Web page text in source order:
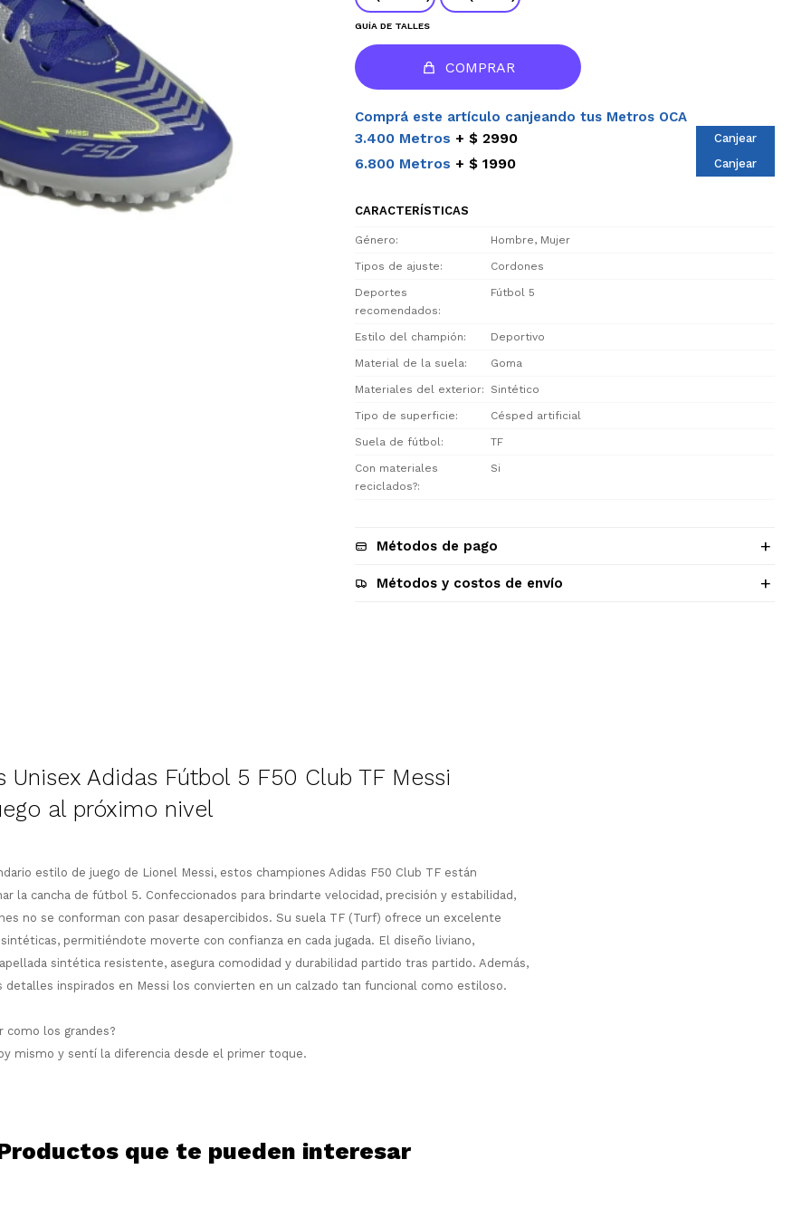
GUÍA DE TALLES
COMPRAR
Comprá este artículo canjeando tus Metros OCA
3.400 Metros $ 2990 Canjear
6.800 Metros $ 1990 Canjear
CARACTERÍSTICAS
Género Hombre, Mujer
Tipos de ajuste Cordones
Deportes
recomendados
Fútbol 5
Estilo del champión Deportivo
Material de la suela Goma
Materiales del exterior Sintético
Tipo de superficie Césped artificial
Suela de fútbol TF
Con materiales
reciclados?
Si
Métodos de pago
Métodos y costos de envío
Unisex Adidas Fútbol 5 F50 Club TF Messi
al próximo nivel
estilo de juego de Lionel Messi, estos championes Adidas F50 Club TF están
la cancha de fútbol 5. Confeccionados para brindarte velocidad, precisión y estabilidad,
no se conforman con pasar desapercibidos. Su suela TF (Turf) ofrece un excelente
permitiéndote moverte con confianza en cada jugada. El diseño liviano,
sintética resistente, asegura comodidad y durabilidad partido tras partido. Además,
detalles inspirados en Messi los convierten en un calzado tan funcional como estiloso.
como los grandes?
mismo y sentí la diferencia desde el primer toque.
que te pueden interesar
Comprá ahora y Pagá
Después, hasta en 12
cuotas y sin tocar tu
comprar!
Comprá en 3 cuotas sin recargo o hasta
en 12 cuotas * ¡Solo con tu cédula!
Verifica si estás calificado para comprar
con Pago Después:
Día
Estás calificado para comprar usando Pago
Después.
¡Tenés hasta
Ups!
el inconveniente, por cualquier duda
contactanos en
Por favor intenta nuevamente mas tarde.